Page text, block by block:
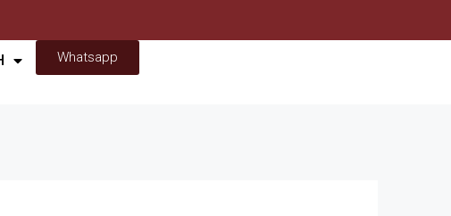
Whatsapp